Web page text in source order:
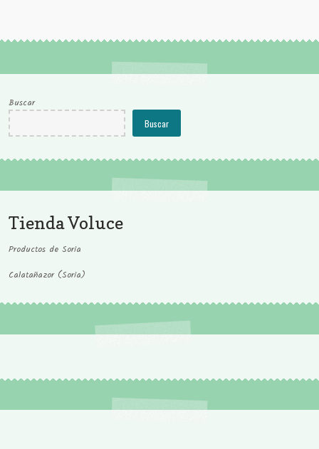
Buscar
Buscar
Tienda Voluce
Productos de Soria
Calatañazor (Soria)